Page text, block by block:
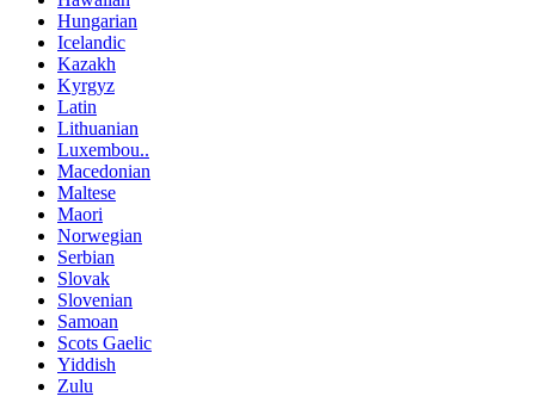
Hungarian
Icelandic
Kazakh
Kyrgyz
Latin
Lithuanian
Luxembou..
Macedonian
Maltese
Maori
Norwegian
Serbian
Slovak
Slovenian
Samoan
Scots Gaelic
Yiddish
Zulu